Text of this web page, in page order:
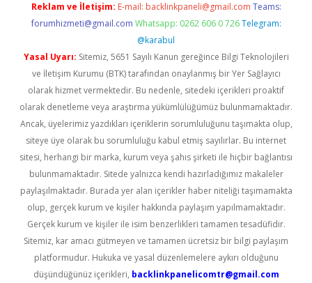
Reklam ve İletişim: E-mail: backlinkpaneli@gmail.com Teams:
forumhizmeti@gmail.com Whatsapp: 0262 606 0 726 Telegram:
@karabul
Yasal Uyarı: Sitemiz, 5651 Sayılı Kanun gereğince Bilgi Teknolojileri
ve İletişim Kurumu (BTK) tarafından onaylanmış bir Yer Sağlayıcı
olarak hizmet vermektedir. Bu nedenle, sitedeki içerikleri proaktif
olarak denetleme veya araştırma yükümlülüğümüz bulunmamaktadır.
Ancak, üyelerimiz yazdıkları içeriklerin sorumluluğunu taşımakta olup,
siteye üye olarak bu sorumluluğu kabul etmiş sayılırlar. Bu internet
sitesi, herhangi bir marka, kurum veya şahıs şirketi ile hiçbir bağlantısı
bulunmamaktadır. Sitede yalnızca kendi hazırladığımız makaleler
paylaşılmaktadır. Burada yer alan içerikler haber niteliği taşımamakta
olup, gerçek kurum ve kişiler hakkında paylaşım yapılmamaktadır.
Gerçek kurum ve kişiler ile isim benzerlikleri tamamen tesadüfidir.
Sitemiz, kar amacı gütmeyen ve tamamen ücretsiz bir bilgi paylaşım
platformudur. Hukuka ve yasal düzenlemelere aykırı olduğunu
düşündüğünüz içerikleri, backlinkpanelicomtr@gmail.com